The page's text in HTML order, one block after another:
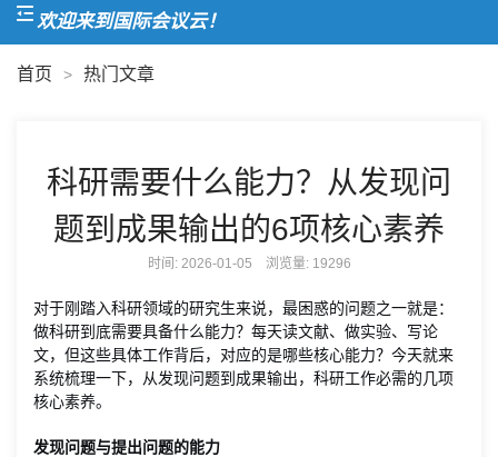
欢迎来到国际会议云！
首页 > 热门文章
科研需要什么能力？从发现问
题到成果输出的6项核心素养
时间: 2026-01-05 浏览量: 19296
对于刚踏入科研领域的研究生来说，最困惑的问题之一就是：
做科研到底需要具备什么能力？每天读文献、做实验、写论
文，但这些具体工作背后，对应的是哪些核心能力？今天就来
系统梳理一下，从发现问题到成果输出，科研工作必需的几项
核心素养。
发现问题与提出问题的能力